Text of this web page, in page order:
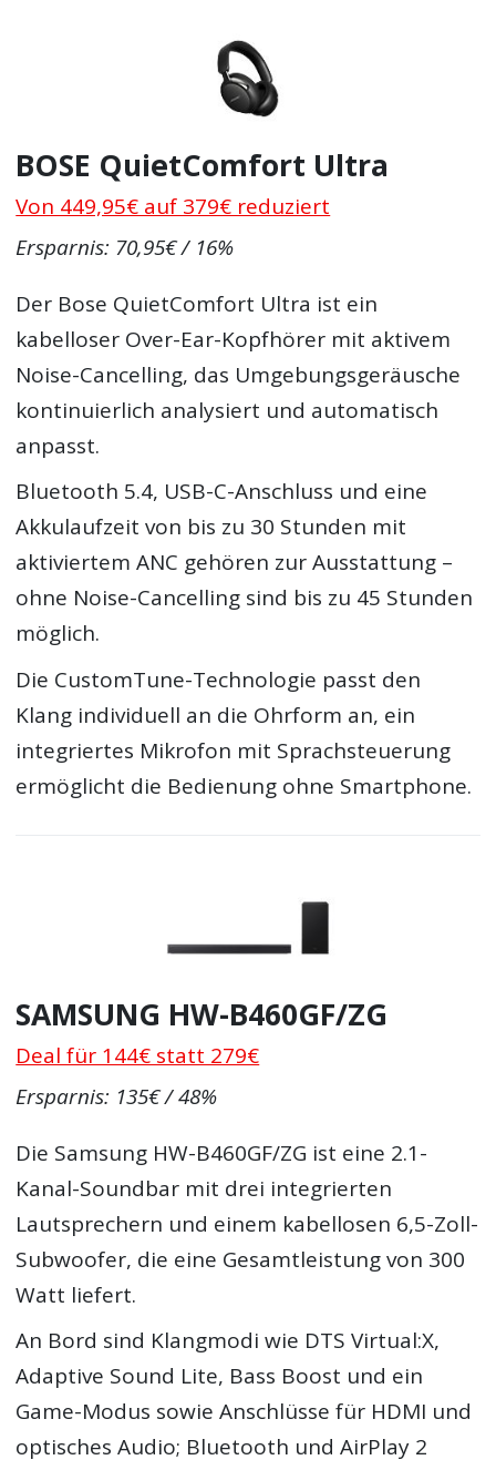
BOSE QuietComfort Ultra
Von 449,95€ auf 379€ reduziert
Ersparnis: 70,95€ / 16%
Der Bose QuietComfort Ultra ist ein
kabelloser Over-Ear-Kopfhörer mit aktivem
Noise-Cancelling, das Umgebungsgeräusche
kontinuierlich analysiert und automatisch
anpasst.
Bluetooth 5.4, USB-C-Anschluss und eine
Akkulaufzeit von bis zu 30 Stunden mit
aktiviertem ANC gehören zur Ausstattung –
ohne Noise-Cancelling sind bis zu 45 Stunden
möglich.
Die CustomTune-Technologie passt den
Klang individuell an die Ohrform an, ein
integriertes Mikrofon mit Sprachsteuerung
ermöglicht die Bedienung ohne Smartphone.
SAMSUNG HW-B460GF/ZG
Deal für 144€ statt 279€
Ersparnis: 135€ / 48%
Die Samsung HW-B460GF/ZG ist eine 2.1-
Kanal-Soundbar mit drei integrierten
Lautsprechern und einem kabellosen 6,5-Zoll-
Subwoofer, die eine Gesamtleistung von 300
Watt liefert.
An Bord sind Klangmodi wie DTS Virtual:X,
Adaptive Sound Lite, Bass Boost und ein
Game-Modus sowie Anschlüsse für HDMI und
optisches Audio; Bluetooth und AirPlay 2